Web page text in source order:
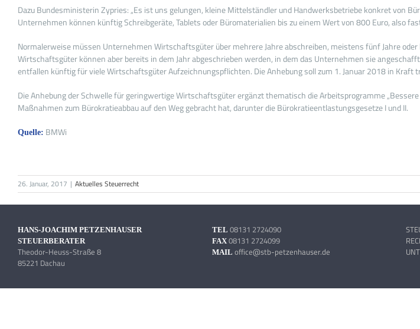
Dazu Bundesministerin Zypries: „Es ist uns gelungen, kleine Mittelständler und Handwerksbetriebe konkret von
Unternehmen können künftig Schreibgeräte, Tablets oder Büromaterialien bis zu einem Wert von 800 Euro, also
Normalerweise müssen Unternehmen Wirtschaftsgüter über mehrere Jahre abschreiben, meistens fünf Jahre
Wirtschaftsgüter können aber bereits in dem Jahr abgeschrieben werden, in dem das Unternehmen sie
entfallen künftig für viele Wirtschaftsgüter Aufzeichnungspflichten. Die Anhebung soll zum 1. Januar 2018 in Kraft
Die Anhebung der Schwelle für geringwertige Wirtschaftsgüter ergänzt thematisch die Arbeitsprogramme
Maßnahmen zum Bürokratieabbau auf den Weg gebracht hat, darunter die Bürokratieentlastungsgesetze I und II.
Quelle: BMWi
26. Januar, 2017 | Aktuelles Steuerrecht
HANS-JOACHIM PETZENHAUSER
STEUERBERATER
Theodor-Heuss-Straße 8
85221 Dachau
TEL 08131 2724090
FAX08131 2724099
MAIL office@stb-petzenhauser.de